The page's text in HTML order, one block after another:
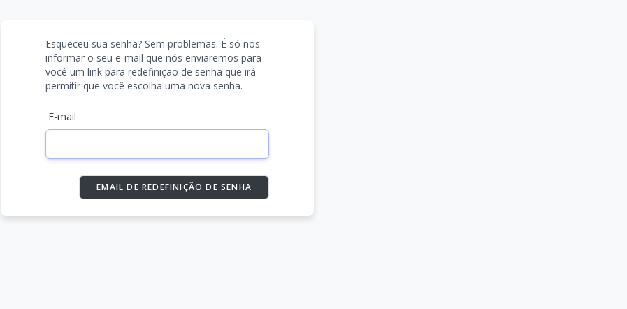
Esqueceu sua senha? Sem problemas. É só nos
informar o seu e-mail que nós enviaremos para
você um link para redefinição de senha que irá
permitir que você escolha uma nova senha.
E-mail
EMAIL DE REDEFINIÇÃO DE SENHA